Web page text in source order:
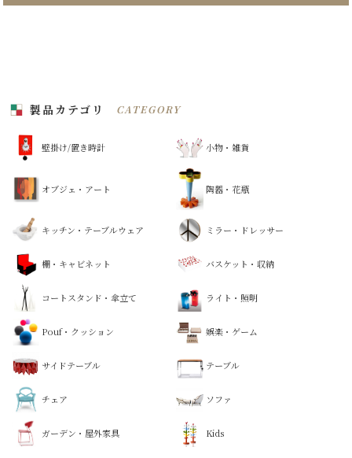
製品カテゴリ CATEGORY
壁掛け/置き時計 小物・雑貨
オブジェ・アート 陶器・花瓶
キッチン・テーブルウェア ミラー・ドレッサー
棚・キャビネット バスケット・収納
コートスタンド・傘立て ライト・照明
Pouf・クッション 娯楽・ゲーム
サイドテーブル テーブル
チェア ソファ
ガーデン・屋外家具 Kids